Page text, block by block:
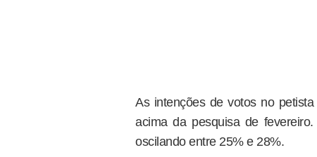
As intenções de votos no
acima da pesquisa de
oscilando entre 25% e 28%.